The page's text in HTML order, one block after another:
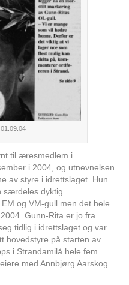
til æresmedlem i
i 2004, og utnevnelsen
av styre i idrettslaget. Hun
særdeles dyktig
og VM-gull men det hele
Gunn-Rita er jo fra
tidlig i idrettslaget og var
hovedstyre på starten av
i Strandamilå hele fem
med Annbjørg Aarskog.